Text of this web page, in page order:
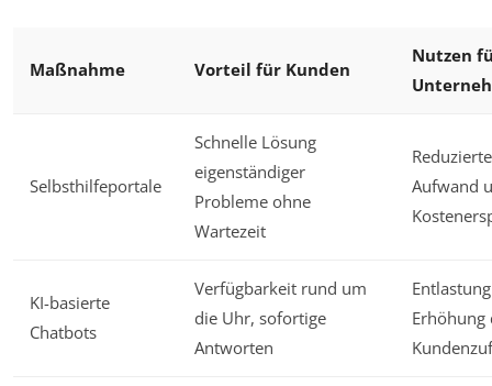
Maßnahme Vorteil für Kunden
Nutzen
Selbsthilfeportale
Schnelle Lösung
eigenständiger
Probleme ohne
Wartezeit
Aufwand
KI-basierte
Chatbots
Verfügbarkeit rund um
die Uhr, sofortige
Antworten
Erhöhung